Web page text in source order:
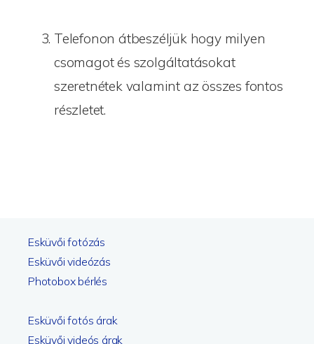
Telefonon átbeszéljük hogy milyen
csomagot és szolgáltatásokat
szeretnétek valamint az összes fontos
részletet.
Esküvői fotózás
Esküvői videózás
Photobox bérlés
Esküvői fotós árak
Esküvői videós árak